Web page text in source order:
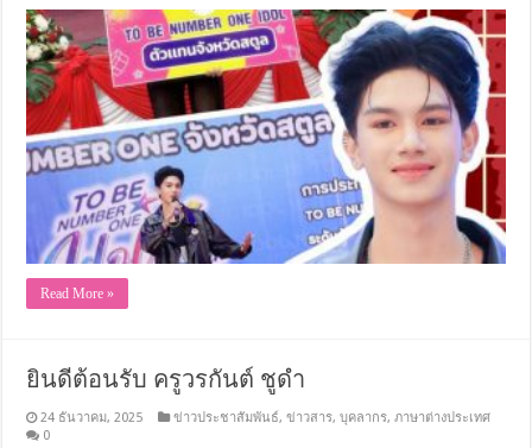
Read More »
ยินดีต้อนรับ ครูวรกันต์ ชูดำ
24 ธันวาคม, 2025 ข่าวประชาสัมพันธ์,ข่าวสาร,บุคลากร,ภาษาต่างประเทศ
0